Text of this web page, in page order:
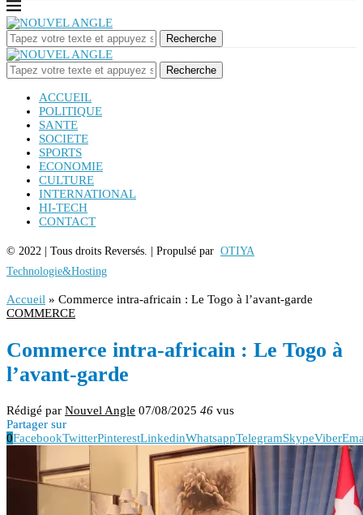
Recherche
Recherche
ACCUEIL
POLITIQUE
SANTE
SOCIETE
SPORTS
ECONOMIE
CULTURE
INTERNATIONAL
HI-TECH
CONTACT
© 2022 | Tous droits Reversés. | Propulsé par OTIYA
Technologie&Hosting
Accueil » Commerce intra-africain : Le Togo à l’avant-garde
COMMERCE
Commerce intra-africain : Le Togo à
l’avant-garde
Rédigé par Nouvel Angle 07/08/2025 46 vus
Partager sur
0FacebookTwitterPinterestLinkedinWhatsappTelegramSkypeViber